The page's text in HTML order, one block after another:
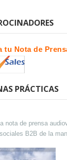
tu Nota de
PRÁCTICAS
nota de prensa
B2B de la